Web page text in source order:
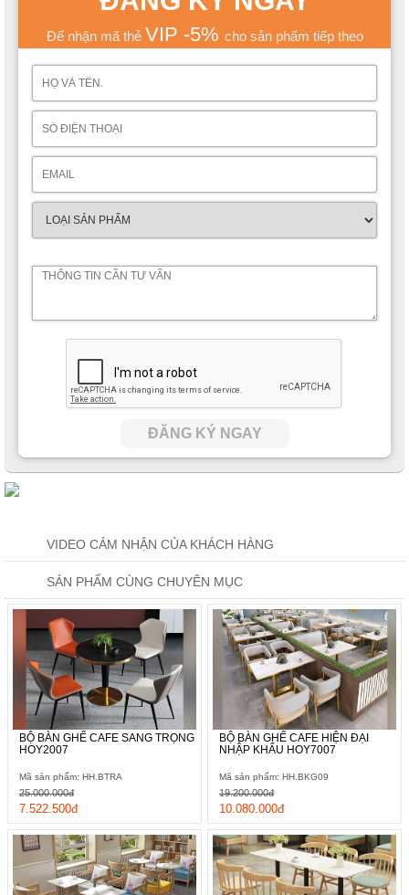
Để nhận mã thẻ VIP -5% cho sản phẩm tiếp theo
ĐĂNG KÝ NGAY
VIDEO CẢM NHẬN CỦA KHÁCH HÀNG
SẢN PHẨM CÙNG CHUYÊN MỤC
BỘ BÀN GHẾ CAFE SANG TRỌNG
HOY2007
Mã sản phẩm: HH.BTRA
7.522.500đ
25.000.000đ
BỘ BÀN GHẾ CAFE HIỆN ĐẠI
NHẬP KHẨU HOY7007
Mã sản phẩm: HH.BKG09
10.080.000đ
19.200.000đ